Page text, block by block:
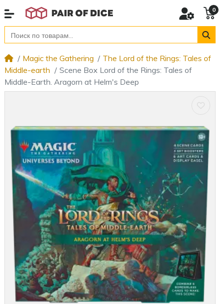
0
Magic the Gathering
The Lord of the Rings: Tales of
Middle-earth
Scene Box Lord of the Rings: Tales of
Middle-Earth. Aragorn at Helm's Deep